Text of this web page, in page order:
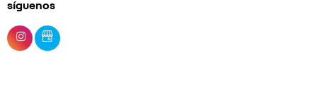
síguenos